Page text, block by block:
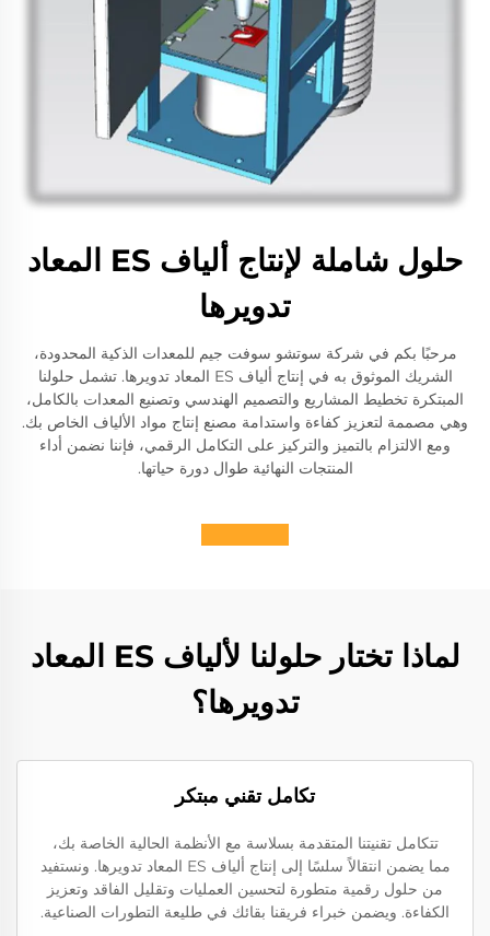
حلول شاملة لإنتاج ألياف ES المعاد
تدويرها
مرحبًا بكم في شركة سوتشو سوفت جيم للمعدات الذكية المحدودة،
الشريك الموثوق به في إنتاج ألياف ES المعاد تدويرها. تشمل حلولنا
المبتكرة تخطيط المشاريع والتصميم الهندسي وتصنيع المعدات بالكامل،
وهي مصممة لتعزيز كفاءة واستدامة مصنع إنتاج مواد الألياف الخاص بك.
ومع الالتزام بالتميز والتركيز على التكامل الرقمي، فإننا نضمن أداء
المنتجات النهائية طوال دورة حياتها.
لماذا تختار حلولنا لألياف ES المعاد
تدويرها؟
تكامل تقني مبتكر
تتكامل تقنيتنا المتقدمة بسلاسة مع الأنظمة الحالية الخاصة بك،
مما يضمن انتقالاً سلسًا إلى إنتاج ألياف ES المعاد تدويرها. ونستفيد
من حلول رقمية متطورة لتحسين العمليات وتقليل الفاقد وتعزيز
الكفاءة. ويضمن خبراء فريقنا بقائك في طليعة التطورات الصناعية.